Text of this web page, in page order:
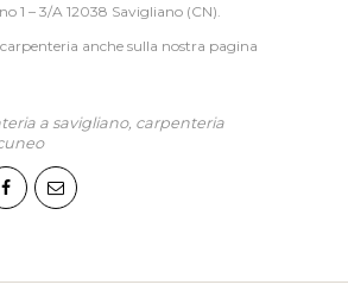
1 – 3/A 12038 Savigliano (CN).
anche sulla nostra pagina
a savigliano, carpenteria